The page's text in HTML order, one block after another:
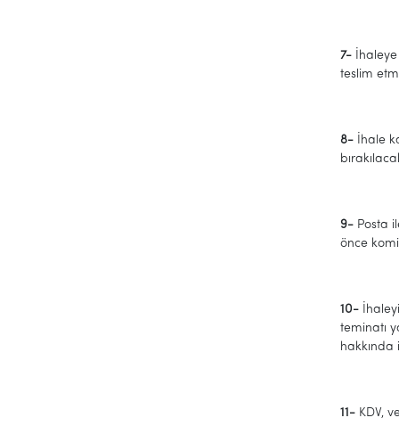
7-
teslim
8- İhale
9- Posta
önce
10-
teminatı
hakkında
11- KDV,